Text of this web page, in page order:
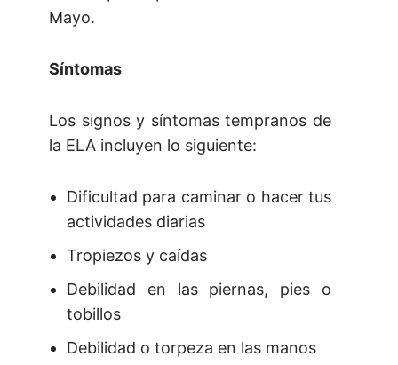
Mayo.
Síntomas
Los signos y síntomas tempranos de
la ELA incluyen lo siguiente:
Dificultad para caminar o hacer tus
actividades diarias
Tropiezos y caídas
Debilidad en las piernas, pies o
tobillos
Debilidad o torpeza en las manos